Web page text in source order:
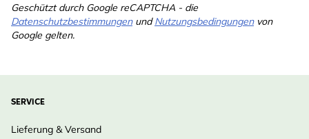
Geschützt durch Google reCAPTCHA - die
DatenschutzbestimmungenundNutzungsbedingungenvon
Google gelten.
SERVICE
Lieferung & Versand